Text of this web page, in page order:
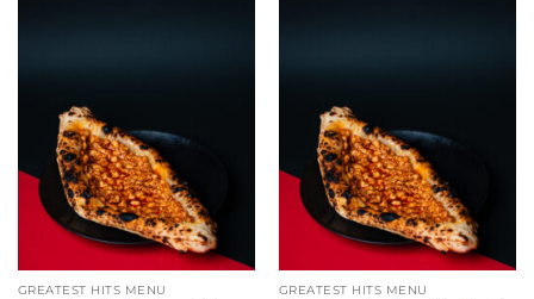
GREATEST HITS MENU GREATEST HITS MENU